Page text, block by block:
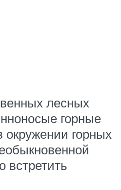
лесных
горные
горных
встретить